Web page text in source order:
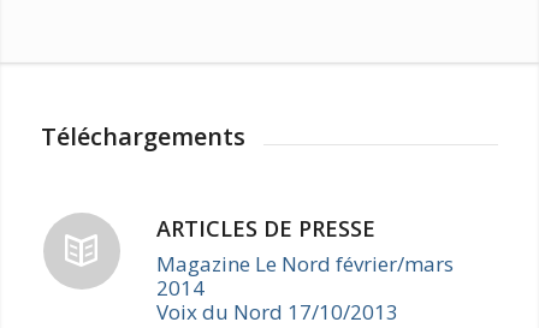
Téléchargements
ARTICLES DE PRESSE
Magazine Le Nord février/mars
2014
Voix du Nord 17/10/2013